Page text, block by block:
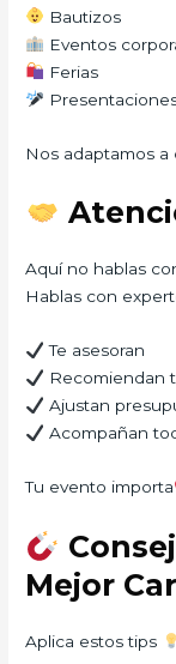
Bautizos
Eventos
Ferias
Nos adaptamos a
Aquí no hablas
Hablas con
Te asesoran
Recomiendan
Ajustan
Acompañan
Tu evento importa
Mejor
Aplica estos tips